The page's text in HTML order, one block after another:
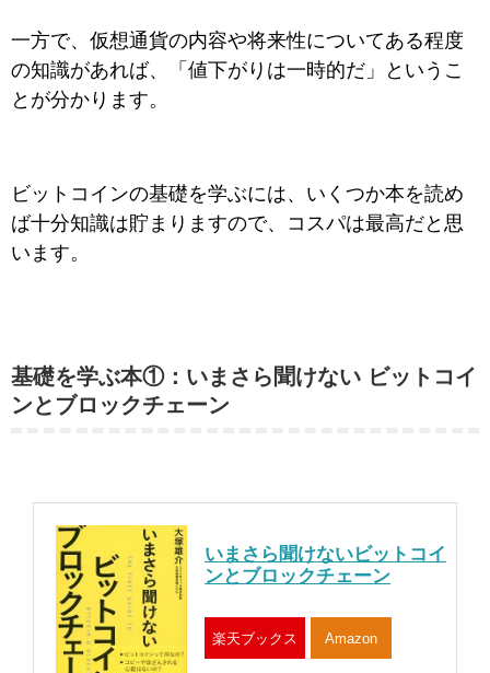
一方で、仮想通貨の内容や将来性についてある程度
の知識があれば、「値下がりは一時的だ」というこ
とが分かります。
ビットコインの基礎を学ぶには、いくつか本を読め
ば十分知識は貯まりますので、コスパは最高だと思
います。
基礎を学ぶ本①：いまさら聞けない ビットコイ
ンとブロックチェーン
いまさら聞けないビットコイ
ンとブロックチェーン
楽天ブックス Amazon